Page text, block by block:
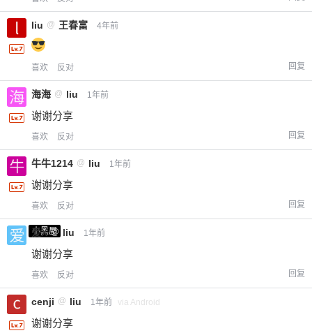
liu @ 王春富 4年前
喜欢 反对 回复
海海 @ liu 1年前
谢谢分享
喜欢 反对 回复
牛牛1214 @ liu 1年前
谢谢分享
喜欢 反对 回复
小黑屋
爱X @ liu 1年前
谢谢分享
喜欢 反对 回复
cenji @ liu 1年前 via Android
谢谢分享